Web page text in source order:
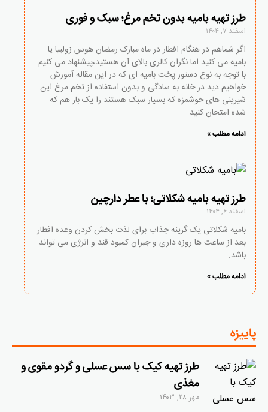
طرز تهیه بامیه بدون تخم مرغ؛ سبک و فوری
اسفند ۷, ۱۴۰۴
اگر شماهم در هنگام افطار در ماه مبارک رمضان هوس زولبیا یا
بامیه می کنید اما نگران کالری بالای آن هستید،پیشنهاد می کنیم
با توجه به نوع دستور پخت بامیه ای که در این مقاله آموزش
خواهیم دید در خانه به سادگی و بدون استفاده از تخم مرغ این
شیرینی های خوشمزه که بسیار سبک هستند را یک بار هم که
شده امتحان کنید.
ادامه مطلب »
طرز تهیه بامیه شکلاتی؛ با عطر دارچین
اسفند ۶, ۱۴۰۴
بامیه شکلاتی یک گزینه جذاب برای لذت بخش کردن وعده افطار
بعد از ساعت ها روزه داری و جبران کمبود قند و انرژی می تواند
باشد.
ادامه مطلب »
پاییزه
طرز تهیه کیک با سس عسلی و گردو مقوی و
مغذی
مهر ۲۸, ۱۴۰۳